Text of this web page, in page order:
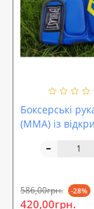
Боксерські
(MMA) із
586,00грн. -28%
420,00грн.